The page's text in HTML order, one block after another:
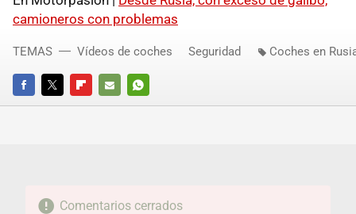
camioneros con problemas
FACEBOOKTWITTERFLIPBOARD
E-
WHATSAPP
TEMAS Vídeos de coches Seguridad Coches en
Comentarios cerrados